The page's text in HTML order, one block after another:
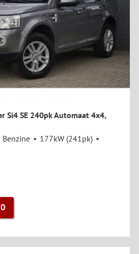
Si4 SE 240pk Automaat 4x4,
Benzine
177kW (241pk)